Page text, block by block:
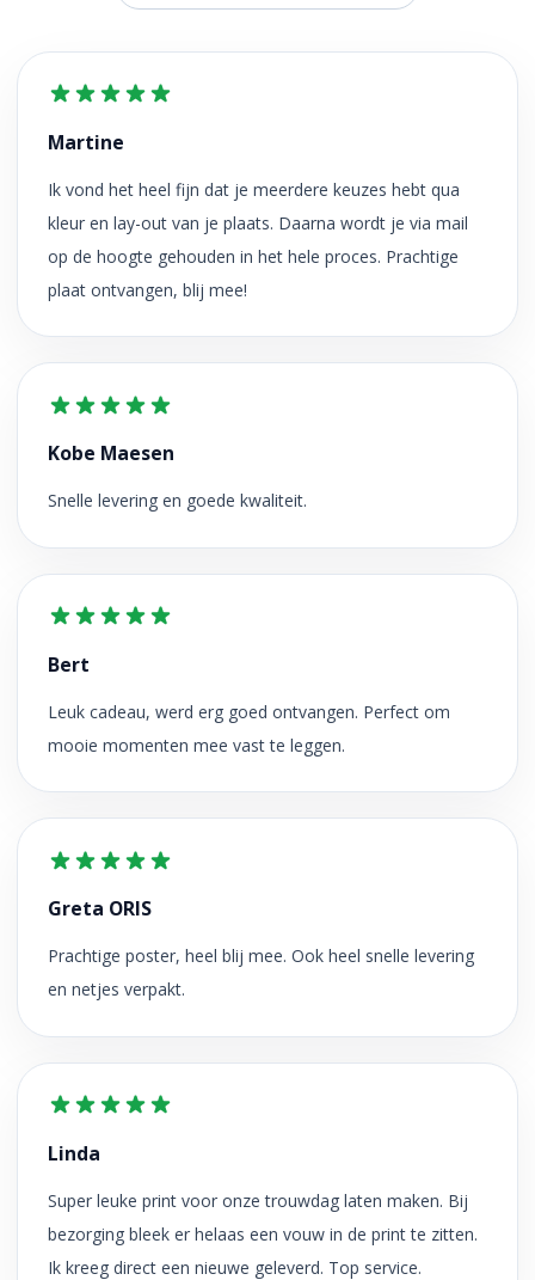
Martine
Ik vond het heel fijn dat je meerdere keuzes hebt qua
kleur en lay-out van je plaats. Daarna wordt je via mail
op de hoogte gehouden in het hele proces. Prachtige
plaat ontvangen, blij mee!
Kobe Maesen
Snelle levering en goede kwaliteit.
Bert
Leuk cadeau, werd erg goed ontvangen. Perfect om
mooie momenten mee vast te leggen.
Greta ORIS
Prachtige poster, heel blij mee. Ook heel snelle levering
en netjes verpakt.
Linda
Super leuke print voor onze trouwdag laten maken. Bij
bezorging bleek er helaas een vouw in de print te zitten.
Ik kreeg direct een nieuwe geleverd. Top service.